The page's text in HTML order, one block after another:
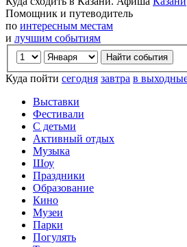
Помощник и путеводитель
по интересным местам
и лучшим событиям
Куда пойти сегодня завтра в
Выставки
Фестивали
С детьми
Активный отдых
Музыка
Шоу
Праздники
Образование
Кино
Музеи
Парки
Погулять